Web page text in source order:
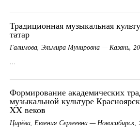
Традиционная музыкальная
татар
Галимова, Эльмира Мунировна — Казань,
...
Формирование академических
музыкальной культуре
XX веков
Царёва, Евгения Сергеевна — Новосибирск,